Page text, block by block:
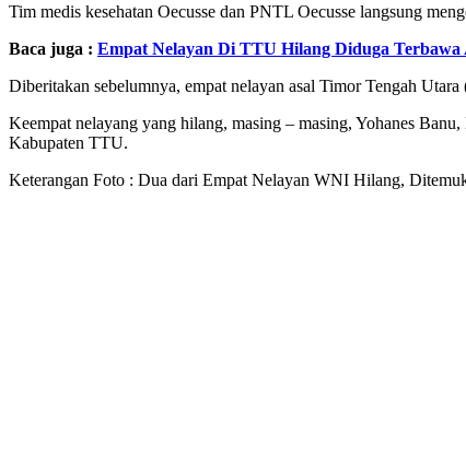
Tim medis kesehatan Oecusse dan PNTL Oecusse langsung
Baca juga : Empat Nelayan Di TTU Hilang Diduga Terbawa
Diberitakan sebelumnya, empat nelayan asal Timor Tengah
Keempat nelayang yang hilang, masing – masing, Yohanes
Kabupaten TTU.
Keterangan Foto : Dua dari Empat Nelayan WNI Hilang,